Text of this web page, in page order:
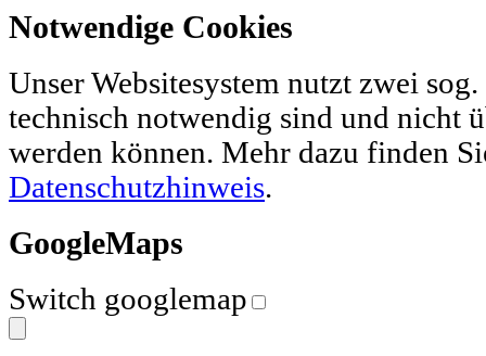
Notwendige Cookies
Unser Websitesystem nutzt zwei
technisch notwendig sind und nicht
werden können. Mehr dazu finden
Datenschutzhinweis.
GoogleMaps
Switch googlemap